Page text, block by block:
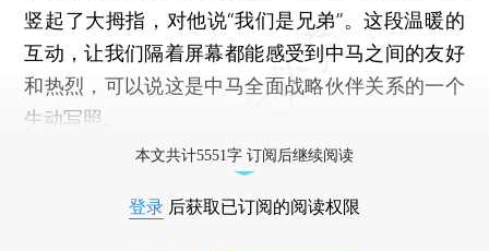
竖起了大拇指，对他说“我们是兄弟”。这段温暖的
互动，让我们隔着屏幕都能感受到中马之间的友好
和热烈，可以说这是中马全面战略伙伴关系的一个
生动写照。
本文共计5551字 订阅后继续阅读
登录 后获取已订阅的阅读权限